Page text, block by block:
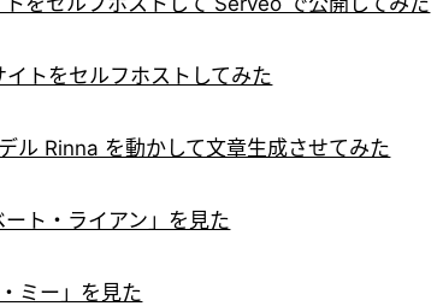
トをセルフホストしてみた
ル Rinna を動かして文章生成させてみた
ト・ライアン」を見た
ミー」を見た